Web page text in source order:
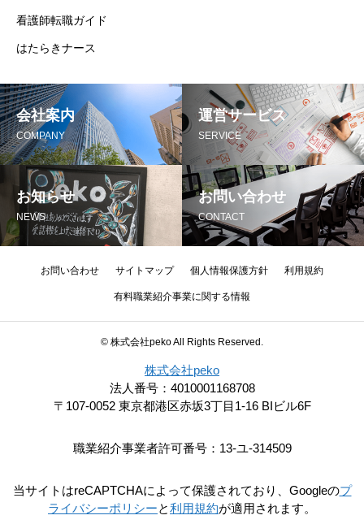
看護師転職ガイド
はたらきナース
会社案内
COMPANY
運営サービス
SERVICE
お知らせ
NEWS
お問い合わせ
CONTACT
お問い合わせ サイトマップ 個人情報保護方針 利用規約
有料職業紹介事業に関する情報
© 株式会社peko All Rights Reserved.
株式会社peko
法人番号：4010001168708
〒107-0052 東京都港区赤坂3丁目1-16 BIビル6F
職業紹介事業者許可番号：13-ユ-314509
当サイトはreCAPTCHAによって保護されており、Googleのプ
ライバシーポリシーと利用規約が適用されます。